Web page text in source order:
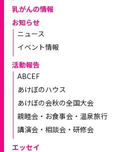
乳がんの情報
お知らせ
ニュース
イベント情報
活動報告
ABCEF
あけぼのハウス
あけぼの会秋の全国大会
親睦会・お食事会・温泉旅行
講演会・相談会・研修会
エッセイ